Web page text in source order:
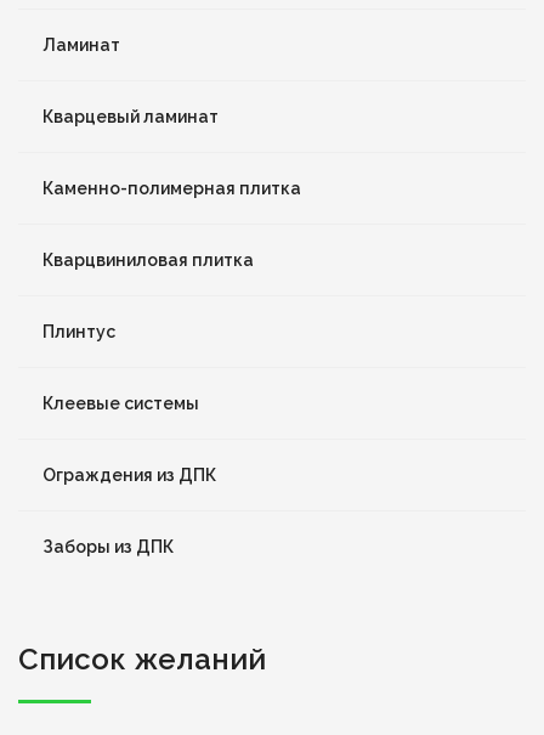
Ламинат
Кварцевый ламинат
Каменно-полимерная плитка
Кварцвиниловая плитка
Плинтус
Клеевые системы
Ограждения из ДПК
Заборы из ДПК
Список желаний